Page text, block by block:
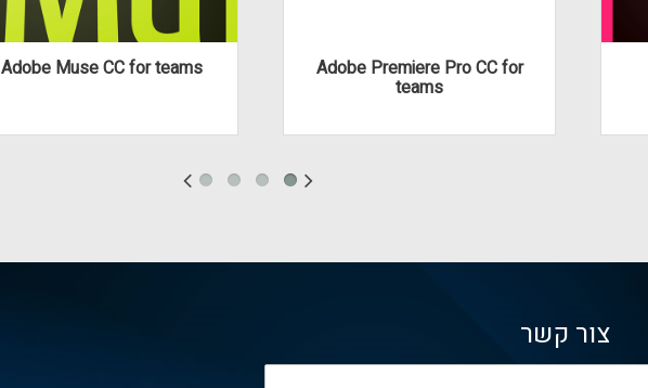
Adobe Muse CC for teams Adobe Premiere Pro CC for
teams
צור קשר